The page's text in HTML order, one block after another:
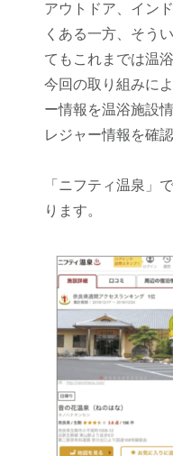
アウトドア、イン
くある一方、そう
てもこれまでは温
今回の取り組みに
ー情報を温浴施設
レジャー情報を確
「ニフティ温泉」
ります。